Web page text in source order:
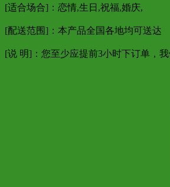
[适合场合]：恋情,生日,祝福,婚庆,
[配送范围]：本产品全国各地均可送达
[说 明]：您至少应提前3小时下订单，